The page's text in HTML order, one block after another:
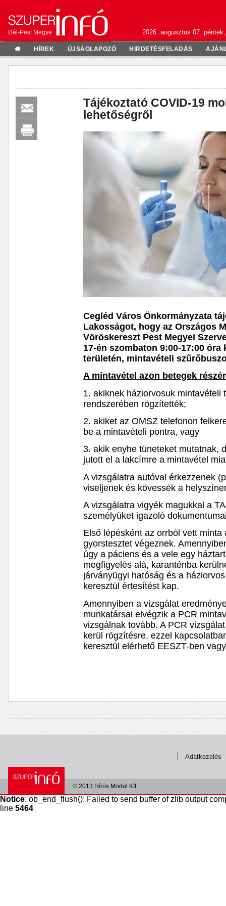
Dél-Pest Megye 2026. augusztus 07.
HÍREK ÚJSÁGLAPOZÓ HIRDETÉSFELADÁS
Tájékoztató COVID-19
lehetőségről
Cegléd Város Önkormányzata
Lakosságot, hogy az Országos
Vöröskereszt Pest Megyei
17-én szombaton 9:00-17:00
területén, mintavételi
A mintavétel azon betegek
1. akiknek háziorvosuk mintavételi
rendszerében rögzítették;
2. akiket az OMSZ telefonon
be a mintavételi pontra, vagy
3. akik enyhe tüneteket mutatnak,
jutott el a lakcímre a mintavétel
A vizsgálatra autóval érkezzenek
viseljenek és kövessék a
A vizsgálatra vigyék magukkal a
személyüket igazoló
Első lépésként az orrból vett
gyorstesztet végeznek.
úgy a páciens és a vele egy
megfigyelés alá, karanténba
járványügyi hatóság és a
keresztül értesítést kap.
Amennyiben a vizsgálat
munkatársai elvégzik a PCR
vizsgálnak tovább. A PCR
kerül rögzítésre, ezzel
keresztül elérhető EESZT-ben
Adatkezelés
© 2013 Hírös Modul Kft.
Notice: ob_end_flush(): Failed to send buffer of zlib output
line 5464